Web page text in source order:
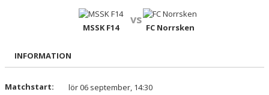
DOKUMENT
MSSK F14
vs
FC Norrsken
INFORMATION
Matchstart:
lör 06 september, 14:30